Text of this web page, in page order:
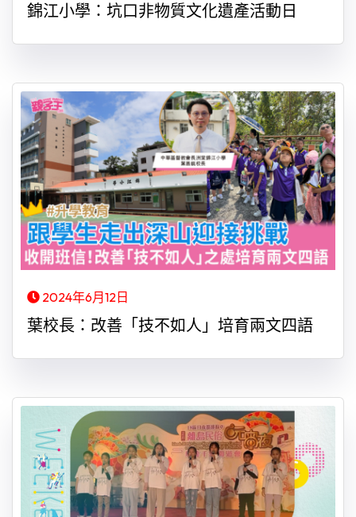
錦江小學：坑口非物質文化遺產活動日
2024年6月12日
葉校長：改善「技不如人」培育兩文四語